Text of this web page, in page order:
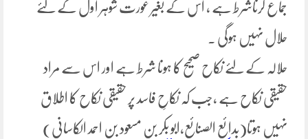
جماع کرناشرط ہے ، اس کے بغیر عورت شوہر اول کے لئے
حلال نہیں ہوگی ۔
حلالہ کے لئے نکاح صحیح کا ہونا شرط ہے اور اس سے مراد
حقیقی نکاح ہے ،جب کہ نکاحِ فاسد پر حقیقی نکاح کا اطلاق
نہیں ہوتا(بدائع الصنائع،ابو بکر بن مسعود بن احمد الکاسانی)